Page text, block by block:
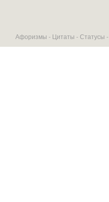
Афоризмы - Цитаты -Статусы -